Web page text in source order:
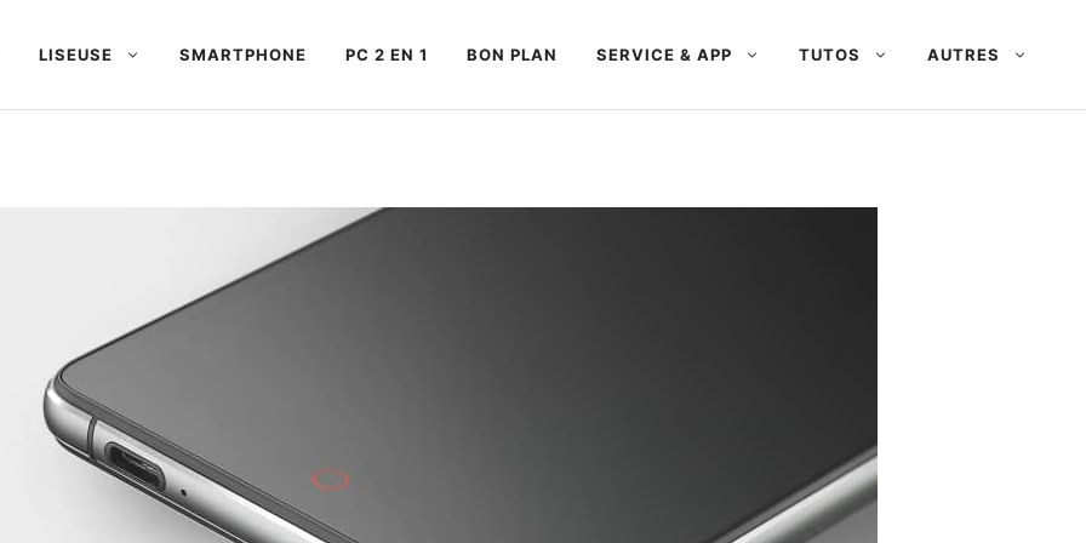
LISEUSE SMARTPHONE PC 2 EN 1 BON PLAN SERVICE & APP TUTOS AUTRES